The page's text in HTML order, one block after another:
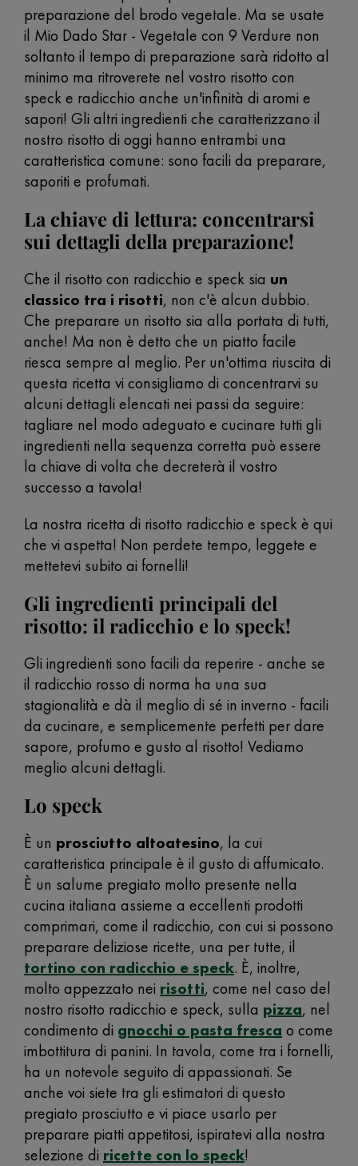
preparazione del brodo vegetale. Ma se usate
il Mio Dado Star - Vegetale con 9 Verdure non
soltanto il tempo di preparazione sarà ridotto al
minimo ma ritroverete nel vostro risotto con
speck e radicchio anche un'infinità di aromi e
sapori! Gli altri ingredienti che caratterizzano il
nostro risotto di oggi hanno entrambi una
caratteristica comune: sono facili da preparare,
saporiti e profumati.
La chiave di lettura: concentrarsi
sui dettagli della preparazione!
Che il risotto con radicchio e speck sia un
classico tra i risotti, non c'è alcun dubbio.
Che preparare un risotto sia alla portata di tutti,
anche! Ma non è detto che un piatto facile
riesca sempre al meglio. Per un'ottima riuscita di
questa ricetta vi consigliamo di concentrarvi su
alcuni dettagli elencati nei passi da seguire:
tagliare nel modo adeguato e cucinare tutti gli
ingredienti nella sequenza corretta può essere
la chiave di volta che decreterà il vostro
successo a tavola!
La nostra ricetta di risotto radicchio e speck è qui
che vi aspetta! Non perdete tempo, leggete e
mettetevi subito ai fornelli!
Gli ingredienti principali del
risotto: il radicchio e lo speck!
Gli ingredienti sono facili da reperire - anche se
il radicchio rosso di norma ha una sua
stagionalità e dà il meglio di sé in inverno - facili
da cucinare, e semplicemente perfetti per dare
sapore, profumo e gusto al risotto! Vediamo
meglio alcuni dettagli.
Lo speck
È un prosciutto altoatesino, la cui
caratteristica principale è il gusto di affumicato.
È un salume pregiato molto presente nella
cucina italiana assieme a eccellenti prodotti
comprimari, come il radicchio, con cui si possono
preparare deliziose ricette, una per tutte, il
tortino con radicchio e speck. È, inoltre,
molto appezzato nei risotti, come nel caso del
nostro risotto radicchio e speck, sulla pizza, nel
condimento di gnocchi o pasta fresca o come
imbottitura di panini. In tavola, come tra i fornelli,
ha un notevole seguito di appassionati. Se
anche voi siete tra gli estimatori di questo
pregiato prosciutto e vi piace usarlo per
preparare piatti appetitosi, ispiratevi alla nostra
selezione di ricette con lo speck!